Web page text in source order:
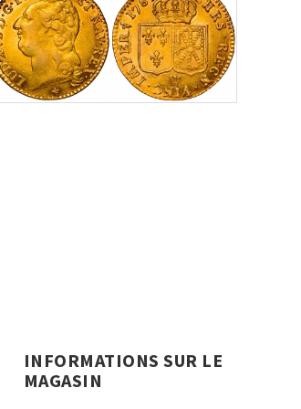
INFORMATIONS SUR LE
MAGASIN